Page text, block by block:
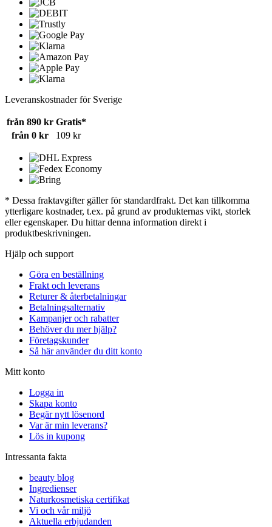
Leveranskostnader för Sverige
från 890 kr Gratis*
från 0 kr
109 kr
* Dessa fraktavgifter gäller för standardfrakt. Det kan tillkomma
ytterligare kostnader, t.ex. på grund av produkternas vikt, storlek
eller egenskaper. Du hittar denna information direkt i
produktbeskrivningen.
Hjälp och support
Göra en beställning
Frakt och leverans
Returer & återbetalningar
Betalningsalternativ
Kampanjer och rabatter
Behöver du mer hjälp?
Företagskunder
Så här använder du ditt konto
Mitt konto
Logga in
Skapa konto
Begär nytt lösenord
Var är min leverans?
Lös in kupong
Intressanta fakta
beauty blog
Ingredienser
Naturkosmetiska certifikat
Vi och vår miljö
Aktuella erbjudanden